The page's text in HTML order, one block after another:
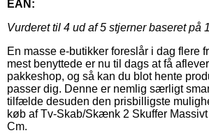
EAN:
Vurderet til 4 ud af 5 stjerner baseret på
En masse e-butikker foreslår i dag flere
mest benyttede er nu til dags at få
pakkeshop, og så kan du blot hente
passer dig. Denne er nemlig særligt
tilfælde desuden den prisbilligste
køb af Tv-Skab/Skænk 2 Skuffer
Cm.